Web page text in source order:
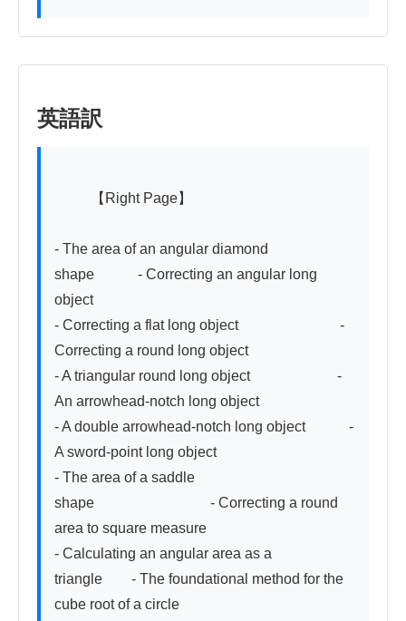
英語訳
- The area of an angular diamond
shape　　　- Correcting an angular long
object
- Correcting a flat long object　　　　　　　-
Correcting a round long object
- A triangular round long object　　　　　　-
An arrowhead-notch long object
- A double arrowhead-notch long object　　　-
A sword-point long object
- The area of a saddle
shape　　　　　　　　- Correcting a round
area to square measure
- Calculating an angular area as a
triangle　　- The foundational method for the
cube root of a circle